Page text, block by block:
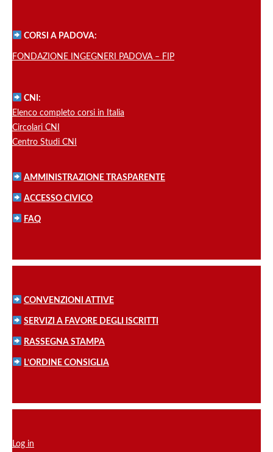
CORSI A PADOVA:
FONDAZIONE INGEGNERI PADOVA – FIP
CNI:
Elenco completo corsi in Italia
Circolari CNI
Centro Studi CNI
AMMINISTRAZIONE TRASPARENTE
ACCESSO CIVICO
FAQ
CONVENZIONI ATTIVE
SERVIZI A FAVORE DEGLI ISCRITTI
RASSEGNA STAMPA
L’ORDINE CONSIGLIA
Log in